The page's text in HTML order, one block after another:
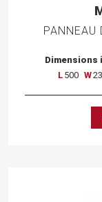
PANNEAU
Dimensions
L 500 W